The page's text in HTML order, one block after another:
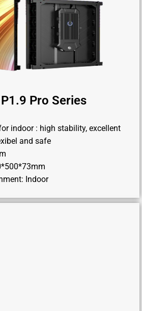
Pro Series
indoor : high stability, excellent
and safe
Indoor